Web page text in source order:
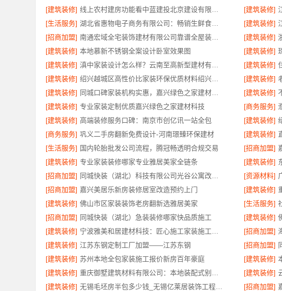
[建筑装修]
[建筑装修]
[生活服务]
[建筑装修]
[招商加盟]
[建筑装修]
[建筑装修] 本地慕新不锈钢全案设计卧室效果图 [建筑装修]
[建筑装修]
[建筑装修]
[建筑装修]
[建筑装修]
[建筑装修]
[建筑装修]
[建筑装修] 专业家装定制优质嘉兴绿色之家建材科技 [商务服务]
[建筑装修] 高端装修服务口碑：南京市创亿讯一站全包 [建筑装修]
[商务服务] 巩义二手房翻新免费设计-河南璟臻环保建材 [建筑装修]
[生活服务] 国内轮胎批发公司流程，腾冠畅透明合规交易 [招商加盟]
[建筑装修] 专业家装装修哪家专业雅居美家全链条 [建筑装修]
[招商加盟]
[资源材料]
[招商加盟] 嘉兴美居乐新房装修居室改造预约上门 [建筑装修]
[建筑装修] 佛山市区家装装饰老房翻新选雅居美家 [生活服务]
[招商加盟] 同城快装（湖北）急装装修哪家快品质施工 [建筑装修]
[建筑装修]
[招商加盟]
[建筑装修] 江苏东钢定制工厂加盟——江苏东钢 [招商加盟]
[建筑装修] 苏州本地全包家装施工报价新房百年豪庭 [建筑装修]
[建筑装修]
[建筑装修]
[建筑装修]
[招商加盟]